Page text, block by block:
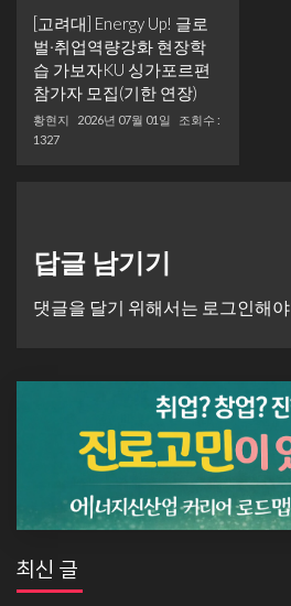
[고려대] Energy Up! 글로
벌·취업역량강화 현장학
습 가보자KU 싱가포르편
참가자 모집(기한 연장)
황현지 2026년 07월 01일
조회수 :
1327
답글 남기기
댓글을 달기 위해서는 로그인해
최신 글